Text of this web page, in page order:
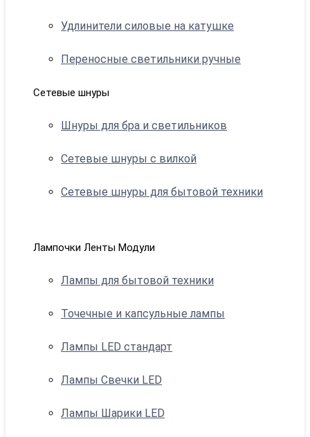
Удлинители силовые на катушке
Переносные светильники ручные
Сетевые шнуры
Шнуры для бра и светильников
Сетевые шнуры с вилкой
Сетевые шнуры для бытовой техники
Лампочки Ленты Модули
Лампы для бытовой техники
Точечные и капсульные лампы
Лампы LED стандарт
Лампы Свечки LED
Лампы Шарики LED